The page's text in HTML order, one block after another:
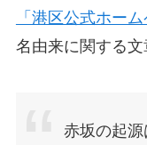
「港区公式ホーム
名由来に関する文
赤坂の起